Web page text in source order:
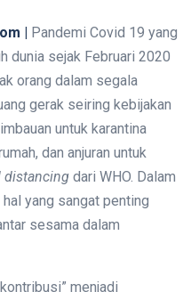
| Pandemi Covid 19 yang
dunia sejak Februari 2020
orang dalam segala
gerak seiring kebijakan
untuk karantina
dan anjuran untuk
distancing dari WHO. Dalam
yang sangat penting
sesama dalam
menjadi